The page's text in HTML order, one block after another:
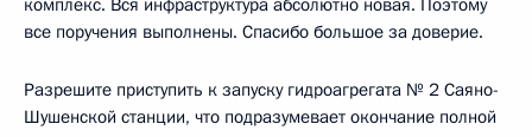
все поручения выполнены. Спасибо большое за доверие.
Разрешите приступить к запуску гидроагрегата № 2 Саяно-
Шушенской станции, что подразумевает окончание полной